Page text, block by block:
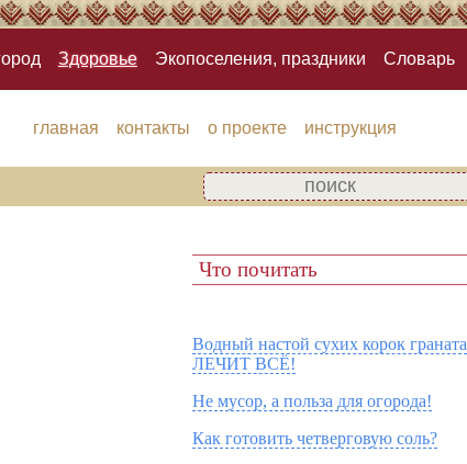
Здоровье Экопоселения, праздники Словарь
главная контакты о проекте инструкция
Что почитать
Водный настой сухих корок граната
ЛЕЧИТ ВСЁ!
Не мусор, а польза для огорода!
Как готовить четверговую соль?